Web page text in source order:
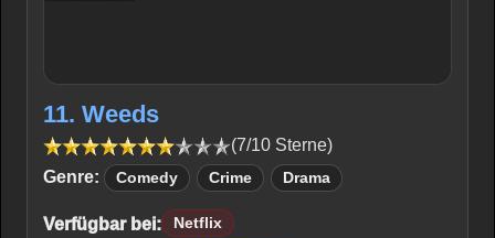
11. Weeds
(7/10 Sterne)
Genre:
Comedy Crime Drama
Verfügbar bei:
Netflix